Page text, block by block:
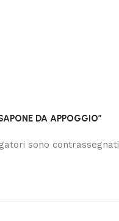
DA APPOGGIO”
sono contrassegnati